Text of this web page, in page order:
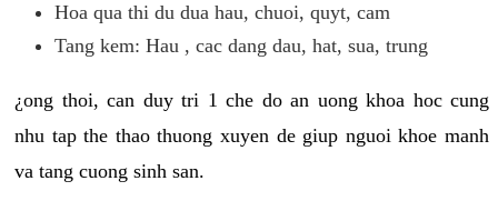
Hoa qua thi du dua hau, chuoi, quyt, cam
Tang kem: Hau , cac dang dau, hat, sua, trung
¿ong thoi, can duy tri 1 che do an uong khoa hoc cung
nhu tap the thao thuong xuyen de giup nguoi khoe manh
va tang cuong sinh san.